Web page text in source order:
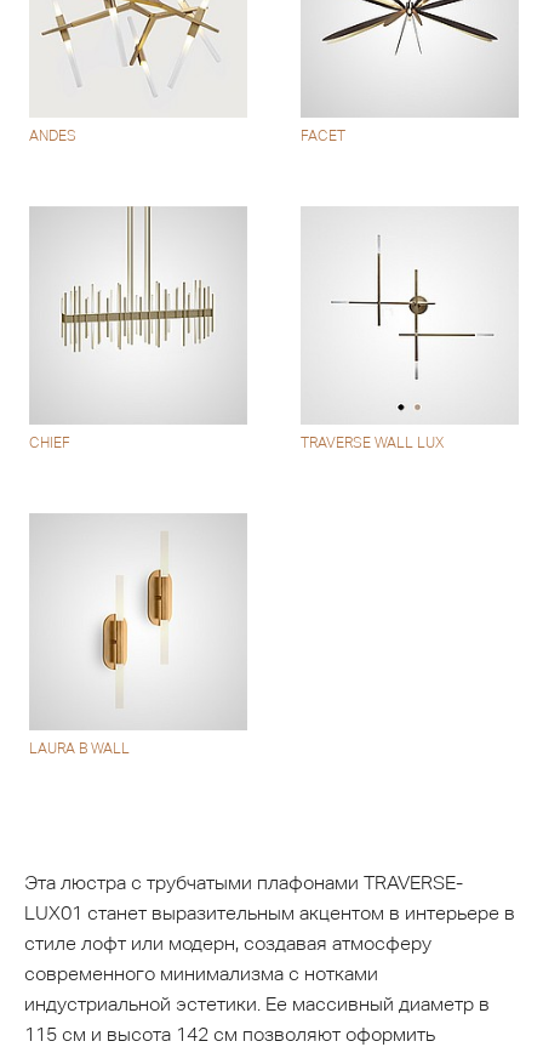
ANDES FACET
CHIEF TRAVERSE WALL LUX
LAURA B WALL
Эта люстра с трубчатыми плафонами TRAVERSE-
LUX01 станет выразительным акцентом в интерьере в
стиле лофт или модерн, создавая атмосферу
современного минимализма с нотками
индустриальной эстетики. Ее массивный диаметр в
115 см и высота 142 см позволяют оформить